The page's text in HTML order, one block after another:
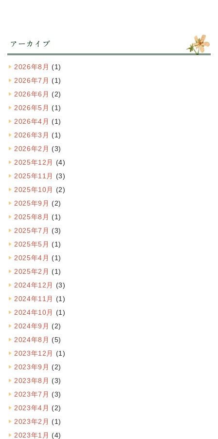
アーカイブ
2026年8月 (1)
2026年7月 (1)
2026年6月 (2)
2026年5月 (1)
2026年4月 (1)
2026年3月 (1)
2026年2月 (3)
2025年12月 (4)
2025年11月 (3)
2025年10月 (2)
2025年9月 (2)
2025年8月 (1)
2025年7月 (3)
2025年5月 (1)
2025年4月 (1)
2025年2月 (1)
2024年12月 (3)
2024年11月 (1)
2024年10月 (1)
2024年9月 (2)
2024年8月 (5)
2023年12月 (1)
2023年9月 (2)
2023年8月 (3)
2023年7月 (3)
2023年4月 (2)
2023年2月 (1)
2023年1月 (4)